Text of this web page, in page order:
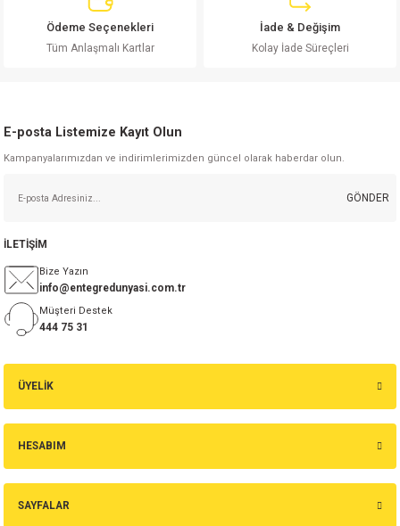
Bu ürüne benzer farklı alternatifler olmalı.
Gönder
Ödeme Seçenekleri
Tüm Anlaşmalı Kartlar
İade & Değişim
Kolay İade Süreçleri
E-posta Listemize Kayıt Olun
Kampanyalarımızdan ve indirimlerimizden güncel olarak haberdar olun.
GÖNDER
ÜYELİK
HESABIM
SAYFALAR
İLETİŞİM
Bize Yazın
info@entegredunyasi.com.tr
Müşteri Destek
444 75 31